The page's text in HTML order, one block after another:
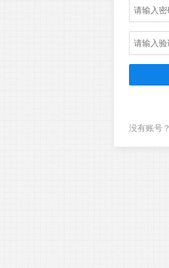
没有账号？